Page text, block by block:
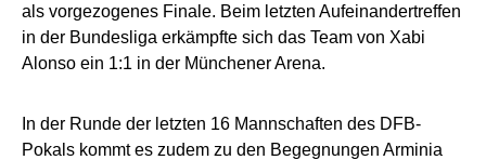
als vorgezogenes Finale. Beim letzten Aufeinandertreffen
in der Bundesliga erkämpfte sich das Team von Xabi
Alonso ein 1:1 in der Münchener Arena.
In der Runde der letzten 16 Mannschaften des DFB-
Pokals kommt es zudem zu den Begegnungen Arminia